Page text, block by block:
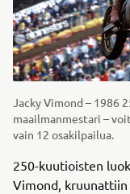
Jacky Vimond – 1986
maailmanmestari –
vain 12 osakilpailua.
250-kuutioisten
Vimond, kruunattiin